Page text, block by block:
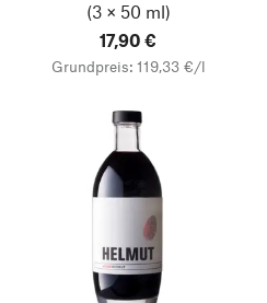
(3 × 50 ml)
17,90 €
Grundpreis: 119,33 €/l